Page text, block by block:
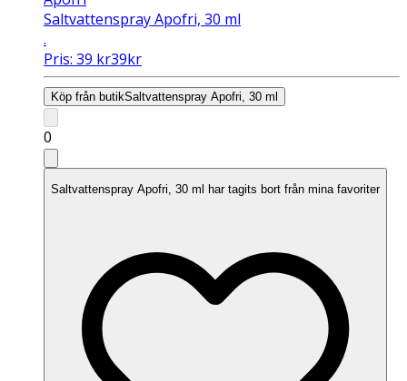
Saltvattenspray Apofri, 30 ml
.
Pris: 39 kr39kr
Köp från butikSaltvattenspray Apofri, 30 ml
0
Saltvattenspray Apofri, 30 ml har tagits bort från mina favoriter